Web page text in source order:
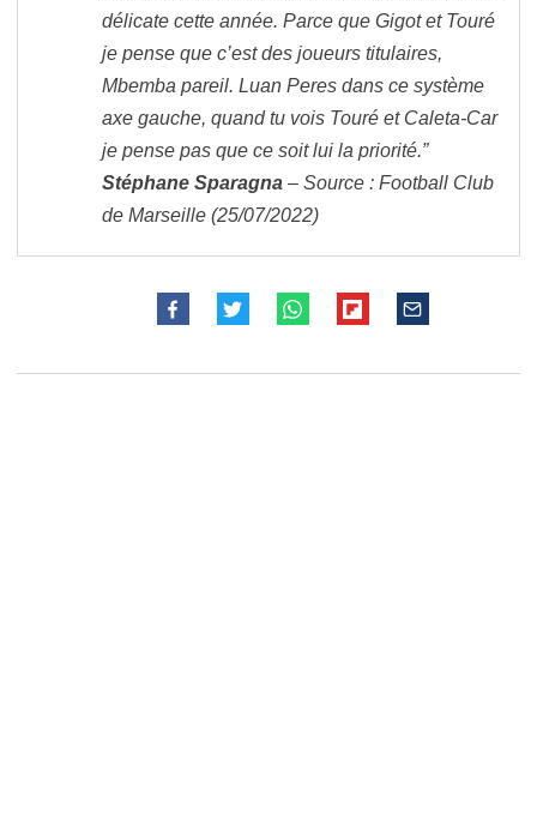
délicate cette année. Parce que Gigot et Touré
je pense que c’est des joueurs titulaires,
Mbemba pareil. Luan Peres dans ce système
axe gauche, quand tu vois Touré et Caleta-Car
je pense pas que ce soit lui la priorité.”
Stéphane Sparagna – Source : Football Club
de Marseille (25/07/2022)